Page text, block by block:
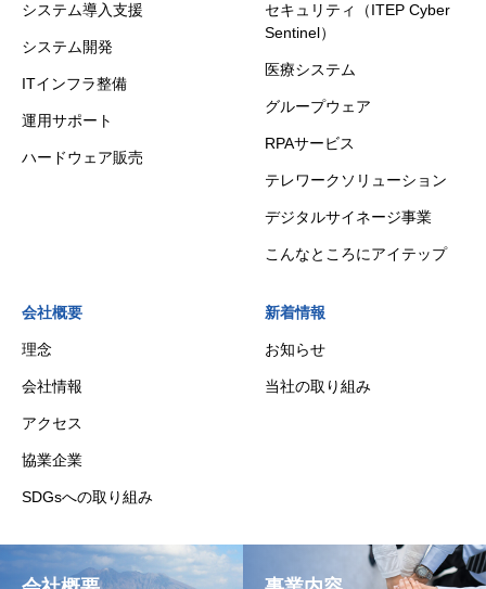
システム導入支援
システム開発
ITインフラ整備
運用サポート
ハードウェア販売
セキュリティ（ITEP Cyber
Sentinel）
医療システム
グループウェア
RPAサービス
テレワークソリューション
デジタルサイネージ事業
こんなところにアイテップ
会社概要
理念
会社情報
アクセス
協業企業
SDGsへの取り組み
新着情報
お知らせ
当社の取り組み